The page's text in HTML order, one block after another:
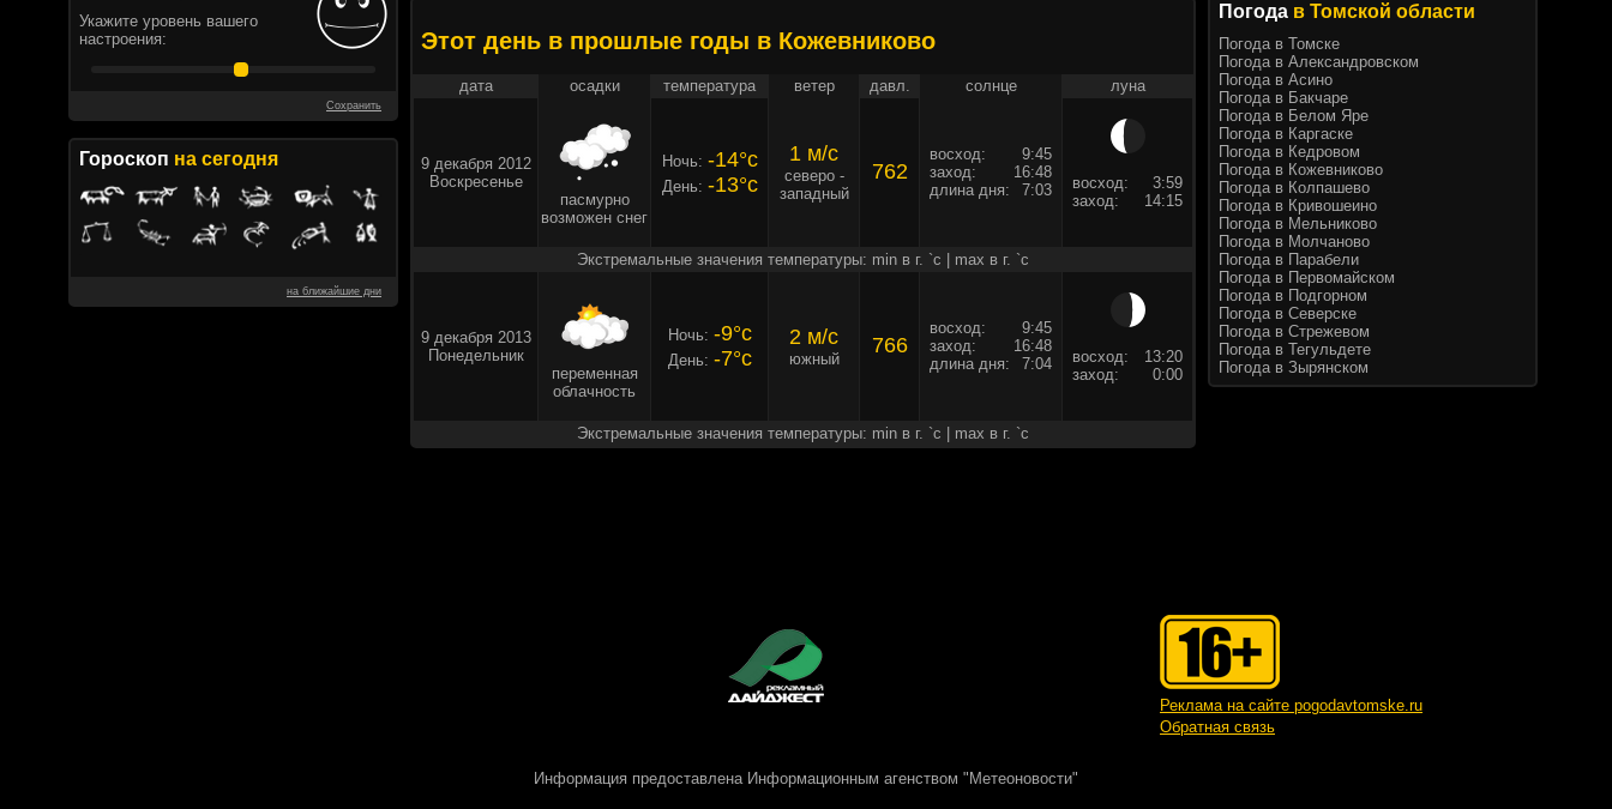
Укажите уровень вашего
настроения:
Сохранить
Гороскоп на сегодня
на ближайшие дни
Этот день в прошлые годы в Кожевниково
дата осадки температура ветер давл. солнце луна
9 декабря 2012
Воскресенье
пасмурно
возможен снег
Ночь: -14°c
День: -13°c
1 м/c
северо -
западный
762
восход:
9:45
заход:
16:48
длина дня:
7:03 восход:
3:59
заход:
14:15
Экстремальные значения температуры: min в г. `c | max в г. `c
9 декабря 2013
Понедельник
переменная
облачность
Ночь: -9°c
День: -7°c
2 м/c
южный
766
восход:
9:45
заход:
16:48
длина дня:
7:04 восход:
13:20
заход:
0:00
Экстремальные значения температуры: min в г. `c | max в г. `c
Погода в Томской области
Погода в Томске
Погода в Александровском
Погода в Асино
Погода в Бакчаре
Погода в Белом Яре
Погода в Каргаске
Погода в Кедровом
Погода в Кожевниково
Погода в Колпашево
Погода в Кривошеино
Погода в Мельниково
Погода в Молчаново
Погода в Парабели
Погода в Первомайском
Погода в Подгорном
Погода в Северске
Погода в Стрежевом
Погода в Тегульдете
Погода в Зырянском
Реклама на сайте pogodavtomske.ru
Обратная связь
Информация предоставлена Информационным агенством "Метеоновости"